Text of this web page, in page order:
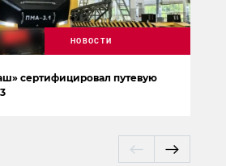
сертифицировал путевую
НОВОСТИ